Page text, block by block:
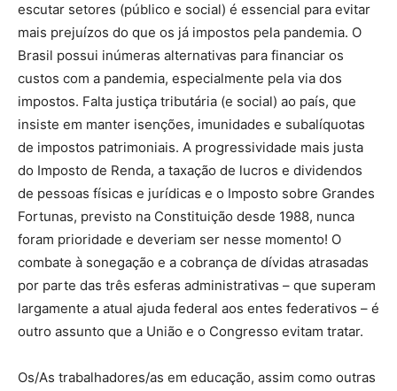
escutar setores (público e social) é essencial para evitar
mais prejuízos do que os já impostos pela pandemia. O
Brasil possui inúmeras alternativas para financiar os
custos com a pandemia, especialmente pela via dos
impostos. Falta justiça tributária (e social) ao país, que
insiste em manter isenções, imunidades e subalíquotas
de impostos patrimoniais. A progressividade mais justa
do Imposto de Renda, a taxação de lucros e dividendos
de pessoas físicas e jurídicas e o Imposto sobre Grandes
Fortunas, previsto na Constituição desde 1988, nunca
foram prioridade e deveriam ser nesse momento! O
combate à sonegação e a cobrança de dívidas atrasadas
por parte das três esferas administrativas – que superam
largamente a atual ajuda federal aos entes federativos – é
outro assunto que a União e o Congresso evitam tratar.
Os/As trabalhadores/as em educação, assim como outras